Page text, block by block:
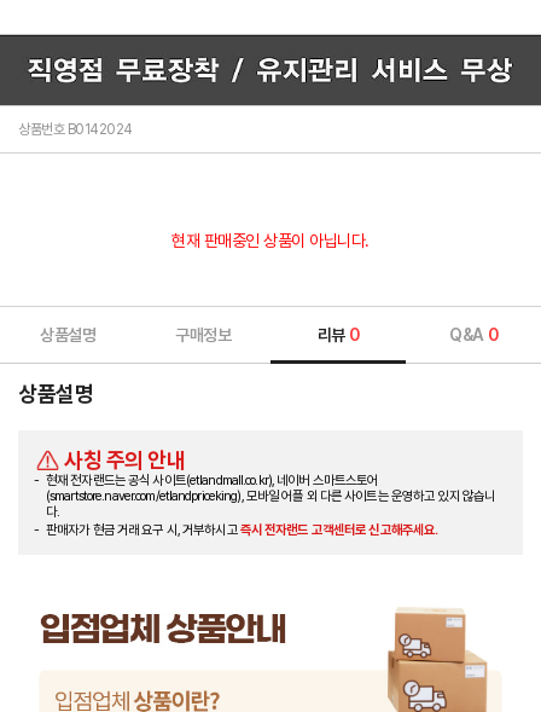
상품번호 B0142024
현재 판매중인 상품이 아닙니다.
상품설명 구매정보 리뷰 0 Q&A 0
상품설명
사칭 주의 안내
현재 전자랜드는 공식 사이트(etlandmall.co.kr), 네이버 스마트스토어
(smartstore.naver.com/etlandpriceking), 모바일 어플 외 다른 사이트는 운영하고 있지 않습니
다.
판매자가 현금 거래 요구 시, 거부하시고즉시 전자랜드 고객센터로 신고해주세요.